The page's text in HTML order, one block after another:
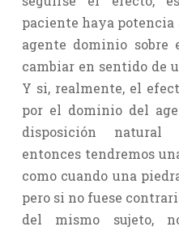
paciente haya
agente dominio sobre
cambiar en sentido de
Y si, realmente, el
por el dominio del
disposición
entonces tendremos
como cuando una
pero si no fuese
del mismo sujeto,